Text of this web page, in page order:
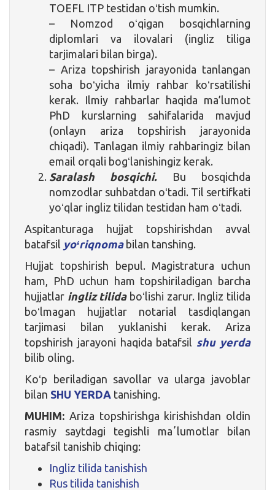
TOEFL ITP testidan oʻtish mumkin.
– Nomzod oʻqigan bosqichlarning
diplomlari va ilovalari (ingliz tiliga
tarjimalari bilan birga).
– Ariza topshirish jarayonida tanlangan
soha boʻyicha ilmiy rahbar koʻrsatilishi
kerak. Ilmiy rahbarlar haqida ma’lumot
PhD kurslarning sahifalarida mavjud
(onlayn ariza topshirish jarayonida
chiqadi). Tanlagan ilmiy rahbaringiz bilan
email orqali bogʻlanishingiz kerak.
Saralash bosqichi.Bu bosqichda
nomzodlar suhbatdan oʻtadi. Til sertifkati
yoʻqlar ingliz tilidan testidan ham oʻtadi.
Aspitanturaga hujjat topshirishdan avval
batafsil yoʻriqnomabilan tanshing.
Hujjat topshirish bepul. Magistratura uchun
ham, PhD uchun ham topshiriladigan barcha
hujjatlar ingliz tilidaboʻlishi zarur. Ingliz tilida
boʻlmagan hujjatlar notarial tasdiqlangan
tarjimasi bilan yuklanishi kerak. Ariza
topshirish jarayoni haqida batafsil shu yerda
bilib oling.
Koʻp beriladigan savollar va ularga javoblar
bilan SHU YERDA tanishing.
MUHIM: Ariza topshirishga kirishishdan oldin
rasmiy saytdagi tegishli maʼlumotlar bilan
batafsil tanishib chiqing:
Ingliz tilida tanishish
Rus tilida tanishish